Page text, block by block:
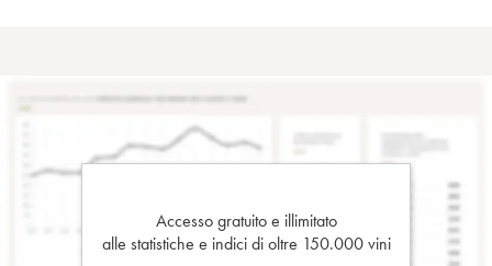
Accesso gratuito e illimitato
alle statistiche e indici di oltre 150.000 vini